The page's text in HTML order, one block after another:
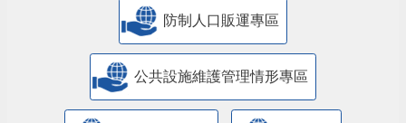
防制人口販運專區
​公共設施維護管理情形專區